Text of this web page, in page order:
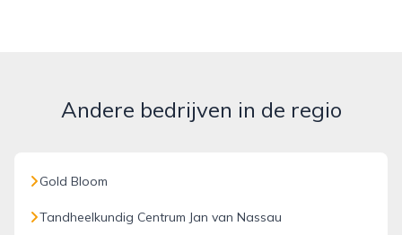
Andere bedrijven in de regio
Gold Bloom
Tandheelkundig Centrum Jan van Nassau